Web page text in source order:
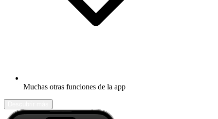
Muchas otras funciones de la app